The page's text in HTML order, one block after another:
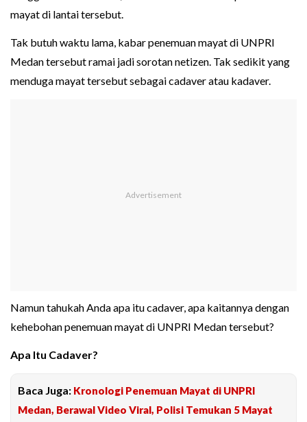
mayat di lantai tersebut.
Tak butuh waktu lama, kabar penemuan mayat di UNPRI
Medan tersebut ramai jadi sorotan netizen. Tak sedikit yang
menduga mayat tersebut sebagai cadaver atau kadaver.
Namun tahukah Anda apa itu cadaver, apa kaitannya dengan
kehebohan penemuan mayat di UNPRI Medan tersebut?
Apa Itu Cadaver?
Baca Juga: Kronologi Penemuan Mayat di UNPRI
Medan, Berawal Video Viral, Polisi Temukan 5 Mayat